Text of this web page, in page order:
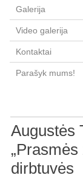
Galerija
Video galerija
Kontaktai
Parašyk mums!
Augustės
dirbtuvės